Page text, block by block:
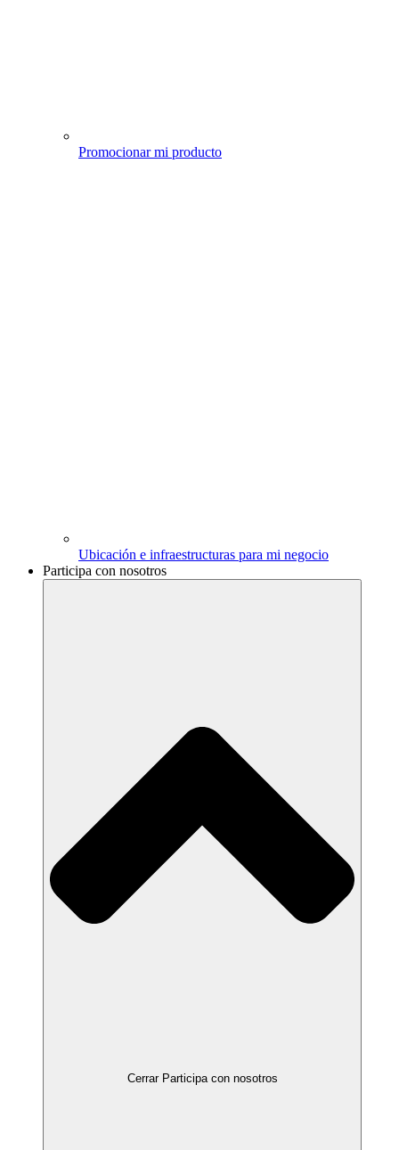
Promocionar mi producto
Ubicación e infraestructuras para mi negocio
Participa con nosotros
Cerrar Participa con nosotros